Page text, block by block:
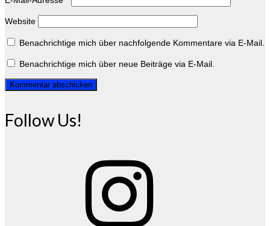
Website
Benachrichtige mich über nachfolgende Kommentare via E-Mail.
Benachrichtige mich über neue Beiträge via E-Mail.
Follow Us!